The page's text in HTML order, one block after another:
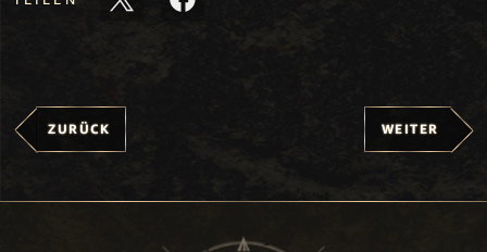
ZURÜCK WEITER